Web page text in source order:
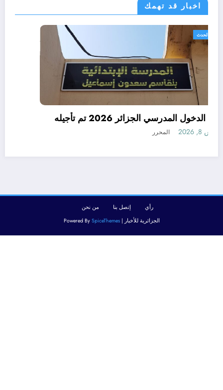
اخبار قد تهمك
الجزائر الحدث
رسميا الدخول المدرسي الجزائر 2026 تم تأجيله
أغسطس 8, 2026
رأي إتصل بنا
من نحن
الجزائرية للأخبار | Powered BySpiceThemes